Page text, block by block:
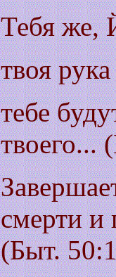
Тебя же,
твоя
тебе
твоего...
смерти и
(Быт.